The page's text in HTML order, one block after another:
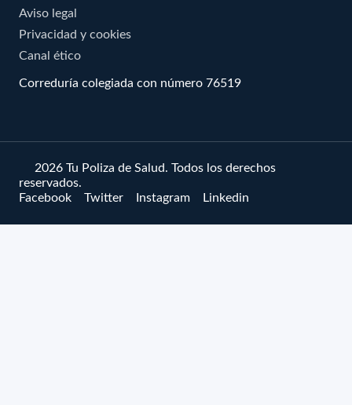
Aviso legal
Privacidad y cookies
Canal ético
Correduría colegiada con número 76519
© 2026 Tu Poliza de Salud. Todos los derechos
reservados.
Facebook
Twitter Instagram Linkedin